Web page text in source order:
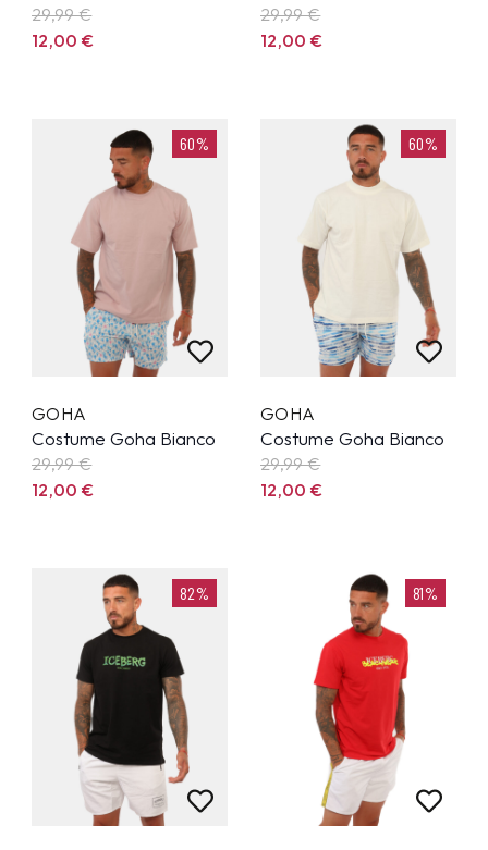
29,99€
12,00€
29,99€
12,00€
60%
GOHA
Costume Goha Bianco
29,99€
12,00€
60%
GOHA
Costume Goha Bianco
29,99€
12,00€
82% 81%